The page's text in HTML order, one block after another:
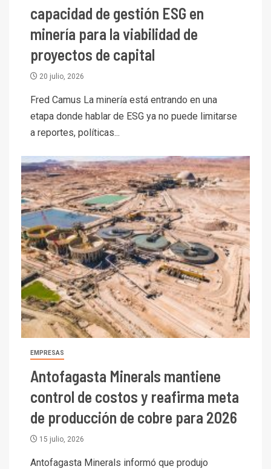
capacidad de gestión ESG en
minería para la viabilidad de
proyectos de capital
20 julio, 2026
Fred Camus La minería está entrando en una
etapa donde hablar de ESG ya no puede limitarse
a reportes, políticas...
EMPRESAS
Antofagasta Minerals mantiene
control de costos y reafirma meta
de producción de cobre para 2026
15 julio, 2026
Antofagasta Minerals informó que produjo